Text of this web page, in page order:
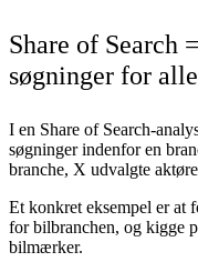
Share of Search
søgninger for
I en Share of Search-
søgninger indenfor en
branche, X udvalgte
Et konkret eksempel er at
for bilbranchen, og kigge
bilmærker.